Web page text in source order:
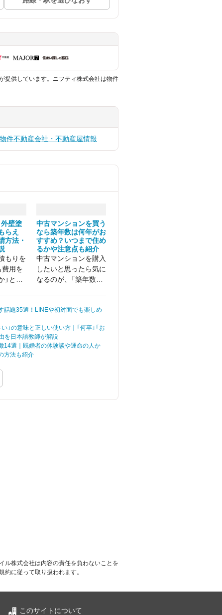
提供しています。ニフティ株式会社は物件
件不動産会社・不動産屋情報
外壁塗
らえ
方法・
もりを
費用を
と、
壁
、自治
申請手
られて
めない
中古マンションを買う
なら築年数は何年がお
すすめ？いつまで住め
るかや注意点も紹介
中古マンションを購入
したいと思ったら気に
なるのが、「築年数は
いまでなら住めるの
話題35選！LINEや初対面でも楽しめ
」の意味と正しい使い方｜「何卒」「お
を日本語教師が解説
14選｜既婚者の体験談や運命の人か
方法も紹介
ル株式会社は内容の責任を負わないことを
に従って取り扱われます。
このサイトについて